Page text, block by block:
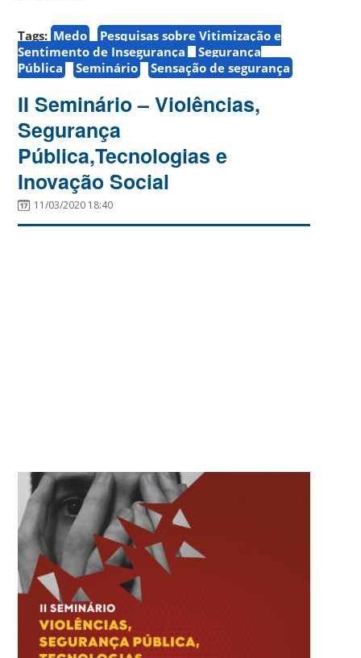
Tags: Medo
Pesquisas sobre Vitimização e
Sentimento de Insegurança
Segurança
Pública
Seminário Sensação de segurança
II Seminário – Violências,
Segurança
Pública,Tecnologias e
Inovação Social
11/03/2020 18:40